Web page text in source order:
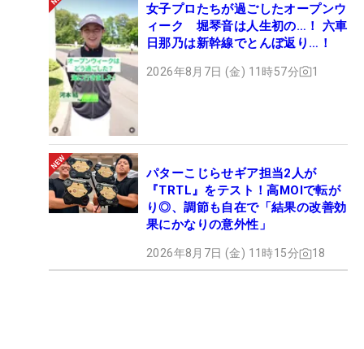
女子プロたちが過ごしたオープンウ
ィーク 堀琴音は人生初の…！ 六車
日那乃は新幹線でとんぼ返り…！
2026年8月7日 (金) 11時57分 1
パターこじらせギア担当2人が
『TRTL』をテスト！高MOIで転が
り◎、調節も自在で「結果の改善効
果にかなりの意外性」
2026年8月7日 (金) 11時15分 18